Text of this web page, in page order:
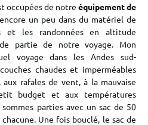
occupées de notre équipement de
un peu dans du matériel de
et les randonnées en altitude
partie de notre voyage. Mon
voyage dans les Andes sud-
chaudes et imperméables
rafales de vent, à la mauvaise
budget et aux températures
parties avec un sac de 50
Une fois bouclé, le sac de